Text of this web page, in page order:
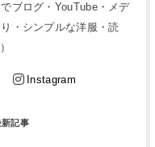
ブログ・YouTube・メデ
・シンプルな洋服・読
Instagram